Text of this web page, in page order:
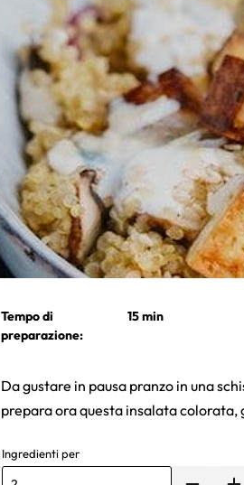
Tempo di
preparazione:
15 min
Da gustare in pausa pranzo in una
prepara ora questa insalata colorata,
Ingredienti per